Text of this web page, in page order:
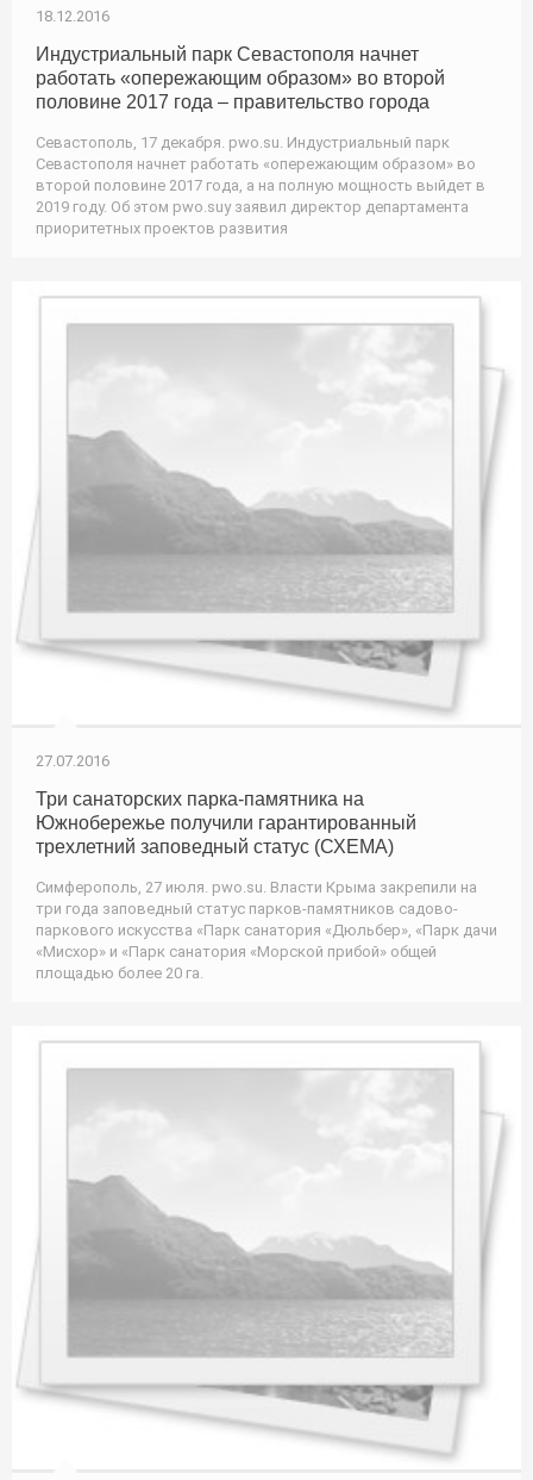
18.12.2016
Индустриальный парк Севастополя начнет
работать «опережающим образом» во второй
половине 2017 года – правительство города
Севастополь, 17 декабря. pwo.su. Индустриальный парк
Севастополя начнет работать «опережающим образом» во
второй половине 2017 года, а на полную мощность выйдет в
2019 году. Об этом pwo.suу заявил директор департамента
приоритетных проектов развития
27.07.2016
Три санаторских парка-памятника на
Южнобережье получили гарантированный
трехлетний заповедный статус (СХЕМА)
Симферополь, 27 июля. pwo.su. Власти Крыма закрепили на
три года заповедный статус парков-памятников садово-
паркового искусства «Парк санатория «Дюльбер», «Парк дачи
«Мисхор» и «Парк санатория «Морской прибой» общей
площадью более 20 га.